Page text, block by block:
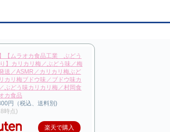
】【ムラオカ食品工業 ぶどう
】カリカリ梅／ぶどう味／梅
送／ASMR／カリカリ梅ぶど
カリ梅ブドウ味／ブドウ味カ
ぶどう味カリカリ梅／村岡食
カ食品
円（税込、送料別)
時点)
楽天で購入